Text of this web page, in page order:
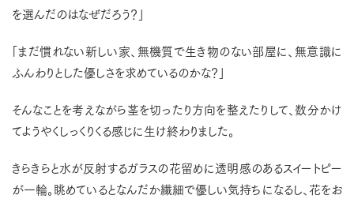
を選んだのはなぜだろう？」
「まだ慣れない新しい家、無機質で生き物のない部屋に、無意識に
ふんわりとした優しさを求めているのかな？」
そんなことを考えながら茎を切ったり方向を整えたりして、数分かけ
てようやくしっくりくる感じに生け終わりました。
きらきらと水が反射するガラスの花留めに透明感のあるスイートピー
が一輪。眺めているとなんだか繊細で優しい気持ちになるし、花をお